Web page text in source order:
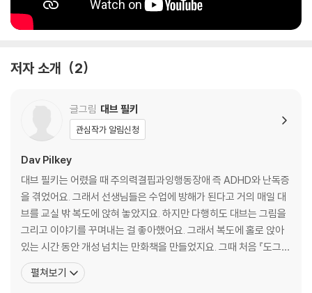
이 특별한 슈퍼히어로를 그린 이유에 대해 아래와 같이 밝혔다.
어린아이들이 슈퍼히어로라고 불리는 존재에 열광하는 이유이기도 하겠
히어로를 소재로 하는 영화 또는 만화는 자칫 오락물로 여겨지기 쉽다. 그
러나 미성숙을 이유로 약자일 수밖에 없는 우리 아이들에게 현실을 극복하
고 악당을 물리치는 히어로는 또 다른 의미로 다가간다. 작가 필키가 칼데
콧 아너 상의 수상, 뉴욕 타임스 베스트셀러 작가와 같은 화려한 수식어보
다 아픈 손가락과 같은 유년 시절의 경험을 앞서 설명하는 이유 또한 여기
에 있다. 트라우마로 남았을지 모를 어린날의 상처를 딛고 오늘날 같은 아
픔을 앓는 아이들을 위로하려는 그의 손길 아래 탄생한 도그맨은 그 어떤
휘황찬란한 능력의 히어로들보다 가장 친근한 영웅 친구로 기억될 것이다.
New from the creator of Captain Underpants, it's Dog Man, th
저자 소개 2
글그림 대브 필키
관심작가 알림신청
Dav Pilkey
대브 필키는 어렸을 때 주의력결핍과잉행동장애 즉 ADHD와 난독증
을 겪었어요. 그래서 선생님들은 수업에 방해가 된다고 거의 매일 대
브를 교실 밖 복도에 앉혀 놓았지요. 하지만 다행히도 대브는 그림을
그리고 이야기를 꾸며내는 걸 좋아했어요. 그래서 복도에 홀로 앉아
있는 시간 동안 개성 넘치는 만화책을 만들었지요. 그때 처음 『도그
맨』과 『캡틴 언더팬츠』 이야기가 탄생했어요.대학에서 대브는 그림
을 그리고 글을 쓰라고 격려해 주는 선생님을 만났어요. 1986년 영국
펼쳐보기